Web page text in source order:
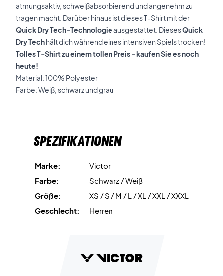
atmungsaktiv, schweißabsorbierend und angenehm zu
tragen macht. Darüber hinaus ist dieses T-Shirt mit der
Quick Dry Tech-Technologieausgestattet. DiesesQuick
Dry Techhält dich während eines intensiven Spiels trocken!
Tolles T-Shirt zu einem tollen Preis - kaufen Sie es noch
heute!
Material: 100% Polyester
Farbe: Weiß, schwarz und grau
Spezifikationen
Marke:
Victor
Farbe:
Schwarz / Weiß
Größe:
XS / S / M / L / XL / XXL / XXXL
Geschlecht:
Herren